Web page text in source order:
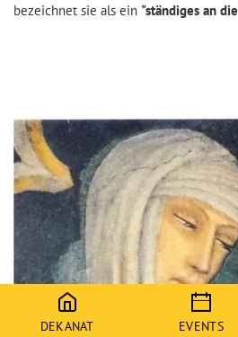
bezeichnet sie als ein "ständiges an die
DEKANAT EVENTS